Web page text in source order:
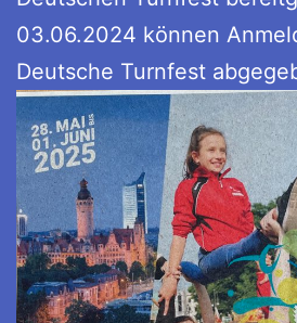
03.06.2024 können
Deutsche Turnfest